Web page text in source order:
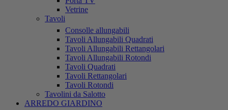
Vetrine
Tavoli
Consolle allungabili
Tavoli Allungabili Quadrati
Tavoli Allungabili Rettangolari
Tavoli Allungabili Rotondi
Tavoli Quadrati
Tavoli Rettangolari
Tavoli Rotondi
Tavolini da Salotto
ARREDO GIARDINO